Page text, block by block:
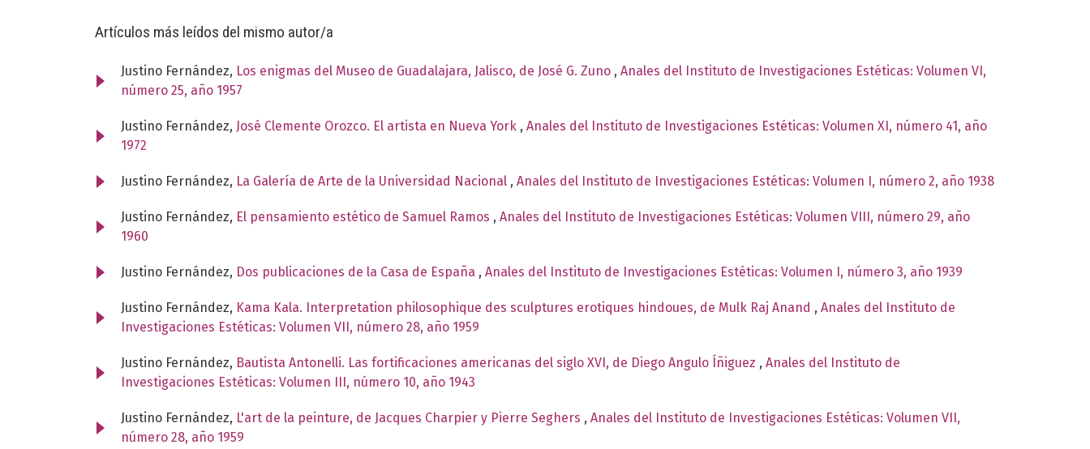
Artículos más leídos del mismo autor/a
Justino Fernández, Los enigmas del Museo de Guadalajara, Jalisco, de José G. Zuno , Anales del Instituto de Investigaciones Estéticas: Volumen VI,
número 25, año 1957
Justino Fernández, José Clemente Orozco. El artista en Nueva York , Anales del Instituto de Investigaciones Estéticas: Volumen XI, número 41, año
1972
Justino Fernández, La Galería de Arte de la Universidad Nacional , Anales del Instituto de Investigaciones Estéticas: Volumen I, número 2, año 1938
Justino Fernández, El pensamiento estético de Samuel Ramos , Anales del Instituto de Investigaciones Estéticas: Volumen VIII, número 29, año
1960
Justino Fernández, Dos publicaciones de la Casa de España , Anales del Instituto de Investigaciones Estéticas: Volumen I, número 3, año 1939
Justino Fernández, Kama Kala. Interpretation philosophique des sculptures erotiques hindoues, de Mulk Raj Anand , Anales del Instituto de
Investigaciones Estéticas: Volumen VII, número 28, año 1959
Justino Fernández, Bautista Antonelli. Las fortificaciones americanas del siglo XVI, de Diego Angulo Íñiguez , Anales del Instituto de
Investigaciones Estéticas: Volumen III, número 10, año 1943
Justino Fernández, L'art de la peinture, de Jacques Charpier y Pierre Seghers , Anales del Instituto de Investigaciones Estéticas: Volumen VII,
número 28, año 1959